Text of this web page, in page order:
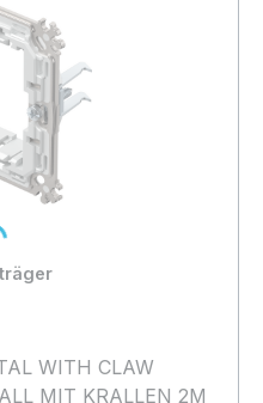
WITH CLAW
MIT KRALLEN 2M